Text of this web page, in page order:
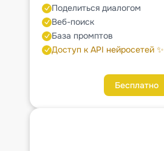
Поделиться диалогом
Веб-поиск
База промптов
Доступ к API нейросетей ✨
Бесплатно